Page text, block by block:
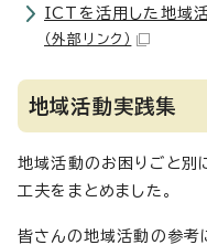
ICTを活用した地域
（外部リンク）
地域活動実践集
地域活動のお困りごと別
工夫をまとめました。
皆さんの地域活動の参考